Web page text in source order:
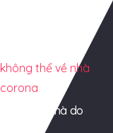
thể về nhà do